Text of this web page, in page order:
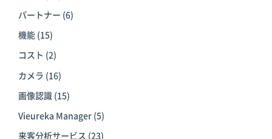
パートナー (6)
機能 (15)
コスト (2)
カメラ (16)
画像認識 (15)
Vieureka Manager (5)
来客分析サービス (23)